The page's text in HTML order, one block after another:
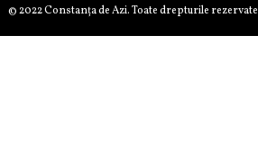
© 2022 Constanţa de Azi. Toate drepturile rezervate